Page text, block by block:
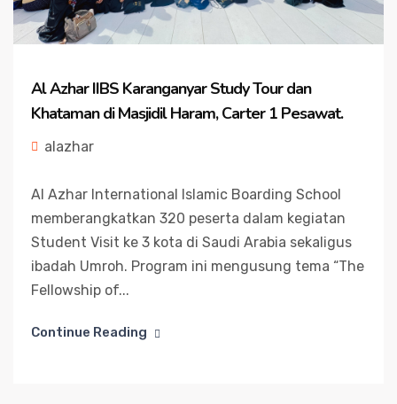
Al Azhar IIBS Karanganyar Study Tour dan
Khataman di Masjidil Haram, Carter 1 Pesawat.
alazhar
Al Azhar International Islamic Boarding School
memberangkatkan 320 peserta dalam kegiatan
Student Visit ke 3 kota di Saudi Arabia sekaligus
ibadah Umroh. Program ini mengusung tema “The
Fellowship of...
Continue Reading